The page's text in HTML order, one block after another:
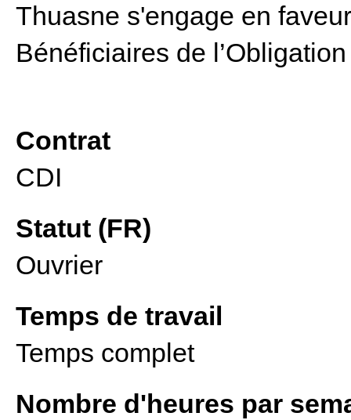
Thuasne s'engage en
Bénéficiaires de l’Obligation
Contrat
CDI
Statut (FR)
Ouvrier
Temps de travail
Temps complet
Nombre d'heures par